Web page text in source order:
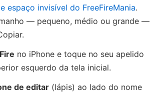
espaço invisível do FreeFireMania.
— pequeno, médio ou grande —
no iPhone e toque no seu apelido
esquerdo da tela inicial.
de editar (lápis) ao lado do nome